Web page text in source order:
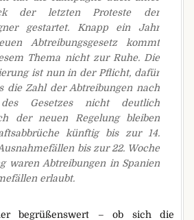
der letzten Proteste der
gestartet. Knapp ein Jahr
Abtreibungsgesetz kommt
Thema nicht zur Ruhe. Die
ist nun in der Pflicht, dafür
die Zahl der Abtreibungen nach
Gesetzes nicht deutlich
der neuen Regelung bleiben
künftig bis zur 14.
bis zur 22. Woche
waren Abtreibungen in Spanien
erlaubt.
begrüßenswert – ob sich die